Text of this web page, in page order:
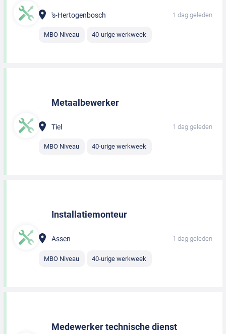
's-Hertogenbosch 1 dag geleden
MBO Niveau 40-urige werkweek
Metaalbewerker
Tiel 1 dag geleden
MBO Niveau 40-urige werkweek
Installatiemonteur
Assen 1 dag geleden
MBO Niveau 40-urige werkweek
Medewerker technische dienst